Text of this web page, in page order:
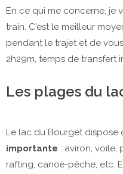
En ce qui me concerne, je
train. C'est le meilleur
pendant le trajet et de
2h29m, temps de transfert
Les plages du
Le lac du Bourget dispose
importante : aviron, voile,
rafting, canoë-pêche, etc.